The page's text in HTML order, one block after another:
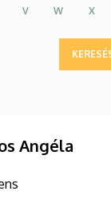
V W X
Angéla